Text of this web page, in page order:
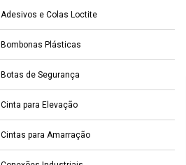
Adesivos e Colas Loctite
Bombonas Plásticas
Botas de Segurança
Cinta para Elevação
Cintas para Amarração